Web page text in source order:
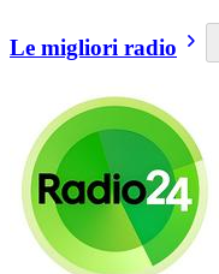
Le migliori radio